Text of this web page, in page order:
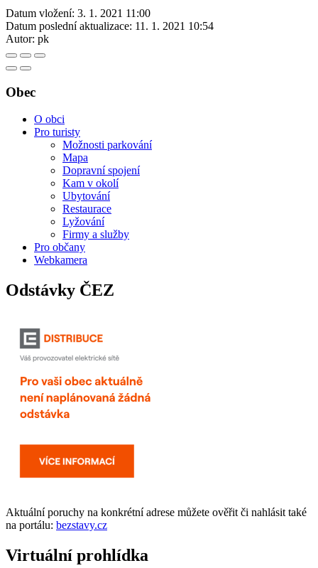
Datum vložení: 3. 1. 2021 11:00
Datum poslední aktualizace: 11. 1. 2021 10:54
Autor: pk
Obec
O obci
Pro turisty
Možnosti parkování
Mapa
Dopravní spojení
Kam v okolí
Ubytování
Restaurace
Lyžování
Firmy a služby
Pro občany
Webkamera
Odstávky ČEZ
Aktuálníporuchy na konkrétní adrese můžete ověřit či nahlásit také
na portálu: bezstavy.cz
Virtuální prohlídka